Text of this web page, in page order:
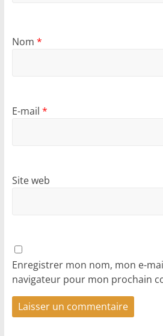
Nom *
E-mail *
Site web
Enregistrer mon nom, mon e-
navigateur pour mon prochain